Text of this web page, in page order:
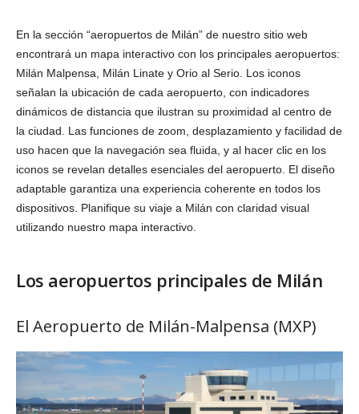
En la sección “aeropuertos de Milán” de nuestro sitio web
encontrará un mapa interactivo con los principales aeropuertos:
Milán Malpensa, Milán Linate y Orio al Serio. Los iconos
señalan la ubicación de cada aeropuerto, con indicadores
dinámicos de distancia que ilustran su proximidad al centro de
la ciudad. Las funciones de zoom, desplazamiento y facilidad de
uso hacen que la navegación sea fluida, y al hacer clic en los
iconos se revelan detalles esenciales del aeropuerto. El diseño
adaptable garantiza una experiencia coherente en todos los
dispositivos. Planifique su viaje a Milán con claridad visual
utilizando nuestro mapa interactivo.
Los aeropuertos principales de Milán
El Aeropuerto de Milán-Malpensa (MXP)